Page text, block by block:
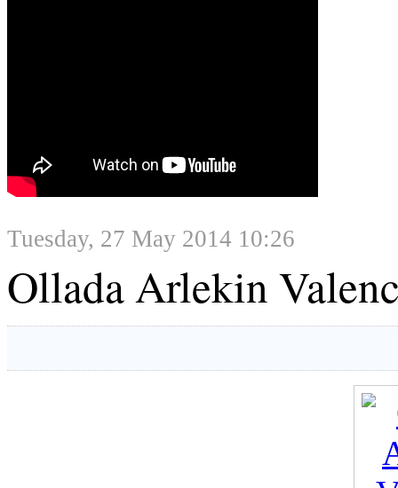
Tuesday, 27 May 2014 10:26
Ollada Arlekin